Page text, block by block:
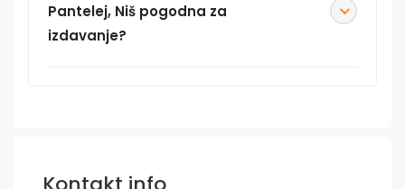
Pantelej, Niš pogodna za
izdavanje?